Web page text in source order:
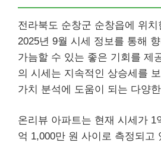
전라북도 순창군 순창읍에 위
2025년 9월 시세 정보를 통해
가늠할 수 있는 좋은 기회를 제
의 시세는 지속적인 상승세를
가치 분석에 도움이 되는 다양
온리뷰 아파트는 현재 시세가 1
억 1,000만 원 사이로 측정되고